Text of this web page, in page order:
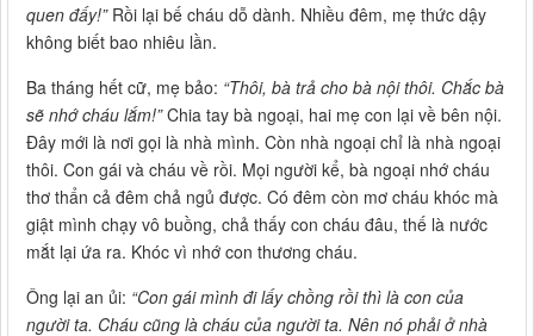
quen đấy!”Rồi lại bế cháu dỗ dành. Nhiều đêm, mẹ thức dậy
không biết bao nhiêu lần.
Ba tháng hết cữ, mẹ bảo: “Thôi, bà trả cho bà nội thôi. Chắc bà
sẽ nhớ cháu lắm!”Chia tay bà ngoại, hai mẹ con lại về bên nội.
Đây mới là nơi gọi là nhà mình. Còn nhà ngoại chỉ là nhà ngoại
thôi. Con gái và cháu về rồi. Mọi người kể, bà ngoại nhớ cháu
thơ thẩn cả đêm chả ngủ được. Có đêm còn mơ cháu khóc mà
giật mình chạy vô buồng, chả thấy con cháu đâu, thế là nước
mắt lại ứa ra. Khóc vì nhớ con thương cháu.
Ông lại an ủi: “Con gái mình đi lấy chồng rồi thì là con của
người ta. Cháu cũng là cháu của người ta. Nên nó phải ở nhà